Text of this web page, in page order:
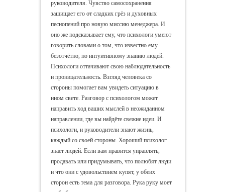
руководителя. Чувство самосохранения
защищает его от сладких грёз и духовных
песнопений про новую миссию менеджера. И
оно же подсказывает ему, что психологи умеют
говорить словами о том, что известно ему
безотчётно, по интуитивному знанию людей.
Психологи оттачивают свою наблюдательность
и проницательность. Взгляд человека со
стороны помогает вам увидеть ситуацию в
ином свете. Разговор с психологом может
направить ход ваших мыслей в неожиданном
направлении, где вы найдёте свежие идеи. И
психологи, и руководители знают жизнь,
каждый со своей стороны. Хороший психолог
знает людей. Если вам нравится управлять,
продавать или придумывать, что полюбят люди
и что они с удовольствием купят, у обеих
сторон есть тема для разговора. Рука руку моет